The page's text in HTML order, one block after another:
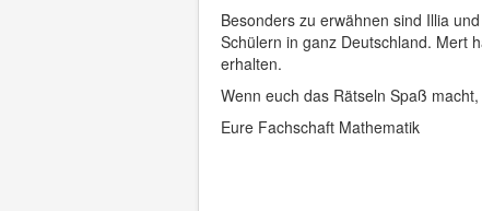
Besonders zu erwähnen sind Illia
Schülern in ganz Deutschland. Mert
erhalten.
Wenn euch das Rätseln Spaß
Eure Fachschaft Mathematik